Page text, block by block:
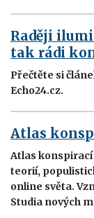
Raději
tak rádi
Přečtěte si
Echo24.cz.
Atlas
Atlas
teorií,
online světa.
Studia nových